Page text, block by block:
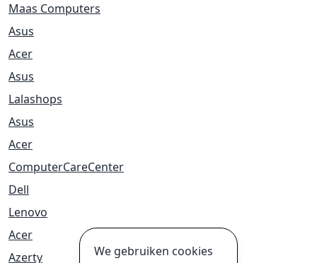
Maas Computers
Asus
Acer
Asus
Lalashops
Asus
Acer
ComputerCareCenter
Dell
Lenovo
Acer
Azerty
We gebruiken cookies